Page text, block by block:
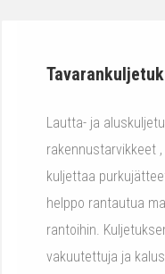
Lautta- ja
rakennustarvikkeet
kuljettaa
helppo rantautua
rantoihin.
vakuutettuja ja